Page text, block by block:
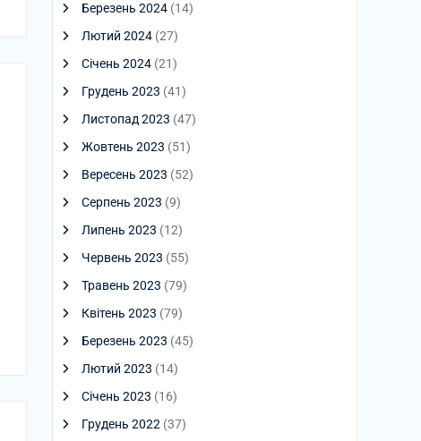
Березень 2024 (14)
Лютий 2024 (27)
Січень 2024 (21)
Грудень 2023 (41)
Листопад 2023 (47)
Жовтень 2023 (51)
Вересень 2023 (52)
Серпень 2023 (9)
Липень 2023 (12)
Червень 2023 (55)
Травень 2023 (79)
Квітень 2023 (79)
Березень 2023 (45)
Лютий 2023 (14)
Січень 2023 (16)
Грудень 2022 (37)